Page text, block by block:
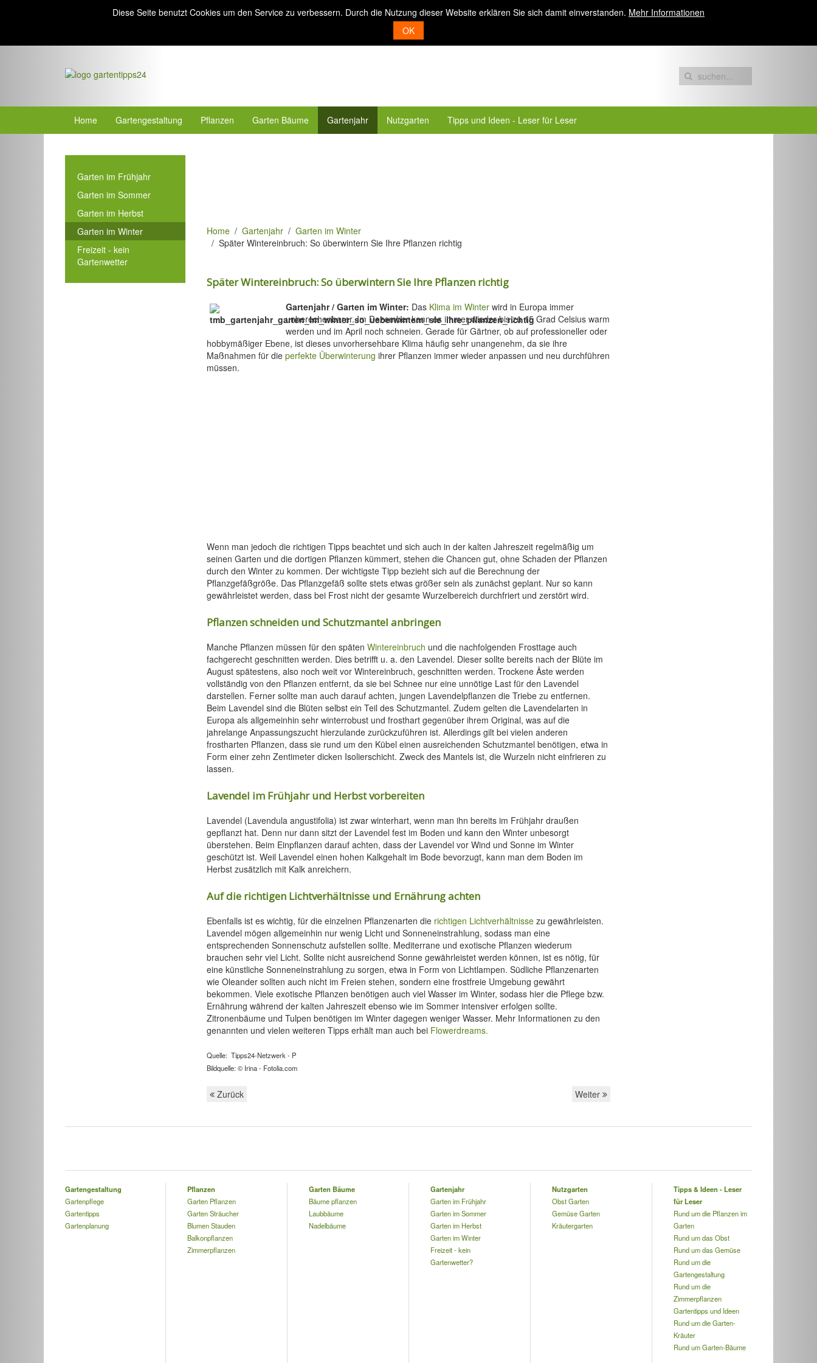
Diese Seite benutzt Cookies um den Service zu verbessern. Durch die Nutzung dieser Website erklären Sie sich damit einverstanden. Mehr Informationen
OK
Home Gartengestaltung Pflanzen Garten Bäume Gartenjahr Nutzgarten Tipps und Ideen - Leser für Leser
Home Gartenjahr
Garten im Winter
Später Wintereinbruch: So überwintern Sie Ihre Pflanzen richtig
Später Wintereinbruch: So überwintern Sie Ihre Pflanzen richtig
Gartenjahr / Garten im Winter: Das Klima im Winter wird in Europa immer
unberechenbarer. Im Dezember kann es immer wieder bis zu 15 Grad Celsius warm
werden und im April noch schneien. Gerade für Gärtner, ob auf professioneller oder
hobbymäßiger Ebene, ist dieses unvorhersehbare Klima häufig sehr unangenehm, da sie ihre
Maßnahmen für die perfekte Überwinterung ihrer Pflanzen immer wieder anpassen und neu durchführen
müssen.
Wenn man jedoch die richtigen Tipps beachtet und sich auch in der kalten Jahreszeit regelmäßig um
seinen Garten und die dortigen Pflanzen kümmert, stehen die Chancen gut, ohne Schaden der Pflanzen
durch den Winter zu kommen. Der wichtigste Tipp bezieht sich auf die Berechnung der
Pflanzgefäßgröße. Das Pflanzgefäß sollte stets etwas größer sein als zunächst geplant. Nur so kann
gewährleistet werden, dass bei Frost nicht der gesamte Wurzelbereich durchfriert und zerstört wird.
Pflanzen schneiden und Schutzmantel anbringen
Manche Pflanzen müssen für den späten Wintereinbruch und die nachfolgenden Frosttage auch
fachgerecht geschnitten werden. Dies betrifft u. a. den Lavendel. Dieser sollte bereits nach der Blüte im
August spätestens, also noch weit vor Wintereinbruch, geschnitten werden. Trockene Äste werden
vollständig von den Pflanzen entfernt, da sie bei Schnee nur eine unnötige Last für den Lavendel
darstellen. Ferner sollte man auch darauf achten, jungen Lavendelpflanzen die Triebe zu entfernen.
Beim Lavendel sind die Blüten selbst ein Teil des Schutzmantel. Zudem gelten die Lavendelarten in
Europa als allgemeinhin sehr winterrobust und frosthart gegenüber ihrem Original, was auf die
jahrelange Anpassungszucht hierzulande zurückzuführen ist. Allerdings gilt bei vielen anderen
frostharten Pflanzen, dass sie rund um den Kübel einen ausreichenden Schutzmantel benötigen, etwa in
Form einer zehn Zentimeter dicken Isolierschicht. Zweck des Mantels ist, die Wurzeln nicht einfrieren zu
lassen.
Lavendel im Frühjahr und Herbst vorbereiten
Lavendel (Lavendula angustifolia) ist zwar winterhart, wenn man ihn bereits im Frühjahr draußen
gepflanzt hat. Denn nur dann sitzt der Lavendel fest im Boden und kann den Winter unbesorgt
überstehen. Beim Einpflanzen darauf achten, dass der Lavendel vor Wind und Sonne im Winter
geschützt ist. Weil Lavendel einen hohen Kalkgehalt im Bode bevorzugt, kann man dem Boden im
Herbst zusätzlich mit Kalk anreichern.
Auf die richtigen Lichtverhältnisse und Ernährung achten
Ebenfalls ist es wichtig, für die einzelnen Pflanzenarten die richtigen Lichtverhältnisse zu gewährleisten.
Lavendel mögen allgemeinhin nur wenig Licht und Sonneneinstrahlung, sodass man eine
entsprechenden Sonnenschutz aufstellen sollte. Mediterrane und exotische Pflanzen wiederum
brauchen sehr viel Licht. Sollte nicht ausreichend Sonne gewährleistet werden können, ist es nötig, für
eine künstliche Sonneneinstrahlung zu sorgen, etwa in Form von Lichtlampen. Südliche Pflanzenarten
wie Oleander sollten auch nicht im Freien stehen, sondern eine frostfreie Umgebung gewährt
bekommen. Viele exotische Pflanzen benötigen auch viel Wasser im Winter, sodass hier die Pflege bzw.
Ernährung während der kalten Jahreszeit ebenso wie im Sommer intensiver erfolgen sollte.
Zitronenbäume und Tulpen benötigen im Winter dagegen weniger Wasser. Mehr Informationen zu den
genannten und vielen weiteren Tipps erhält man auch bei Flowerdreams.
Quelle: Tipps24-Netzwerk - P
Bildquelle: © Irina - Fotolia.com
Zurück Weiter
Garten im Frühjahr
Garten im Sommer
Garten im Herbst
Garten im Winter
Freizeit - kein
Gartenwetter
Gartengestaltung
Gartenpflege
Gartentipps
Gartenplanung
Pflanzen
Garten Pflanzen
Garten Sträucher
Blumen Stauden
Balkonpflanzen
Zimmerpflanzen
Garten Bäume
Bäume pflanzen
Laubbäume
Nadelbäume
Gartenjahr
Garten im Frühjahr
Garten im Sommer
Garten im Herbst
Garten im Winter
Freizeit - kein
Gartenwetter?
Nutzgarten
Obst Garten
Gemüse Garten
Kräutergarten
Tipps & Ideen - Leser
für Leser
Rund um die Pflanzen im
Garten
Rund um das Obst
Rund um das Gemüse
Rund um die
Gartengestaltung
Rund um die
Zimmerpflanzen
Gartentipps und Ideen
Rund um die Garten-
Kräuter
Rund um Garten-Bäume